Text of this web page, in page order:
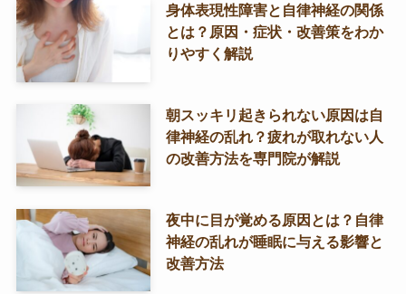
身体表現性障害と自律神経の関係
とは？原因・症状・改善策をわか
りやすく解説
朝スッキリ起きられない原因は自
律神経の乱れ？疲れが取れない人
の改善方法を専門院が解説
夜中に目が覚める原因とは？自律
神経の乱れが睡眠に与える影響と
改善方法